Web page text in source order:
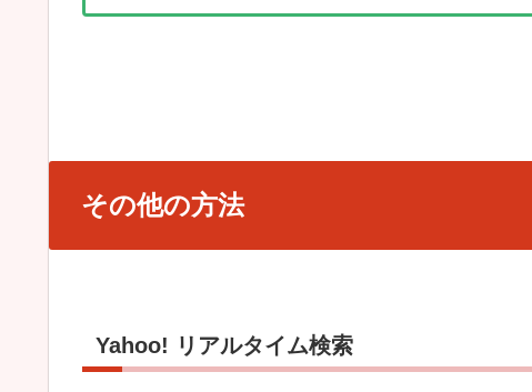
その他の方法
Yahoo! リアルタイム検索